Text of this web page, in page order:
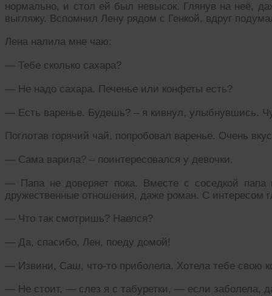
нормально, и стол ей был невысок. Глянув на неё,
выгляжу. Вспомнил Лену рядом с Генкой, вдруг
Лена налила мне чаю:
— Тебе сколько сахара?
— Не надо сахара. Печенье или конфеты есть?
— Есть варенье. Будешь? – я кивнул, улыбнувшись.
Поглотав горячий чай, попробовал варенье. Очень
— Сама варила? – поинтересовался у девочки.
— Папа не доверяет пока. Вместе с соседкой
дружественные отношения, даже роман. С интересом
— Что так смотришь? Наелся?
— Да, спасибо, Лен, поеду домой!
— Извини, Саш, что-то приболела. Хотела тебе свою
— Не стоит, — слез я с табуретки, — если заболела,